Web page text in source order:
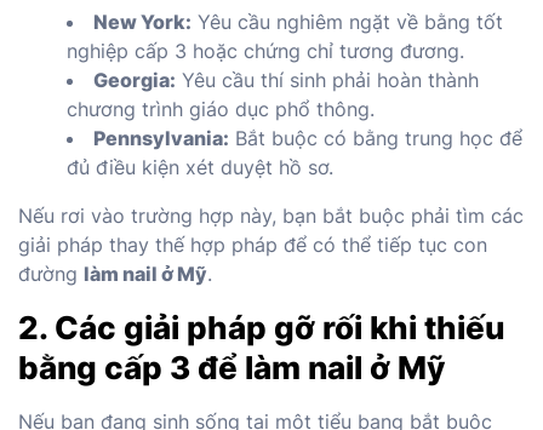
New York: Yêu cầu nghiêm ngặt về bằng tốt
nghiệp cấp 3 hoặc chứng chỉ tương đương.
Georgia: Yêu cầu thí sinh phải hoàn thành
chương trình giáo dục phổ thông.
Pennsylvania: Bắt buộc có bằng trung học để
đủ điều kiện xét duyệt hồ sơ.
Nếu rơi vào trường hợp này, bạn bắt buộc phải tìm các
giải pháp thay thế hợp pháp để có thể tiếp tục con
đường làm nail ở Mỹ.
2. Các giải pháp gỡ rối khi thiếu
bằng cấp 3 để làm nail ở Mỹ
Nếu bạn đang sinh sống tại một tiểu bang bắt buộc